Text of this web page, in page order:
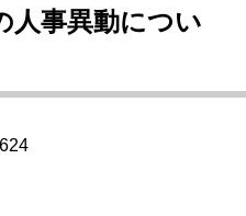
人事異動につい